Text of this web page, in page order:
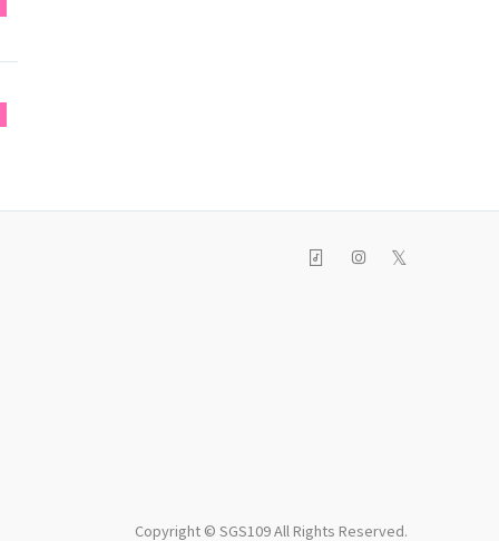
𝕏
Copyright © SGS109 All Rights Reserved.